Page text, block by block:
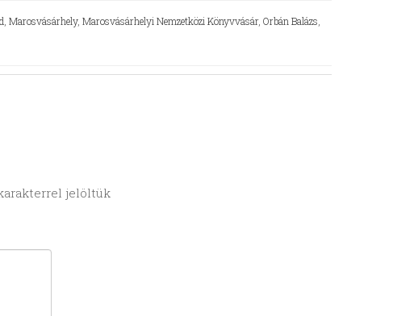
, Marosvásárhely, Marosvásárhelyi Nemzetközi Könyvvásár, Orbán Balázs,
jelöltük